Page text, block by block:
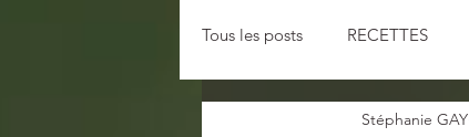
Tous les posts RECETTES
CURRICULUMS VEGETAUX
Stéphanie GAY